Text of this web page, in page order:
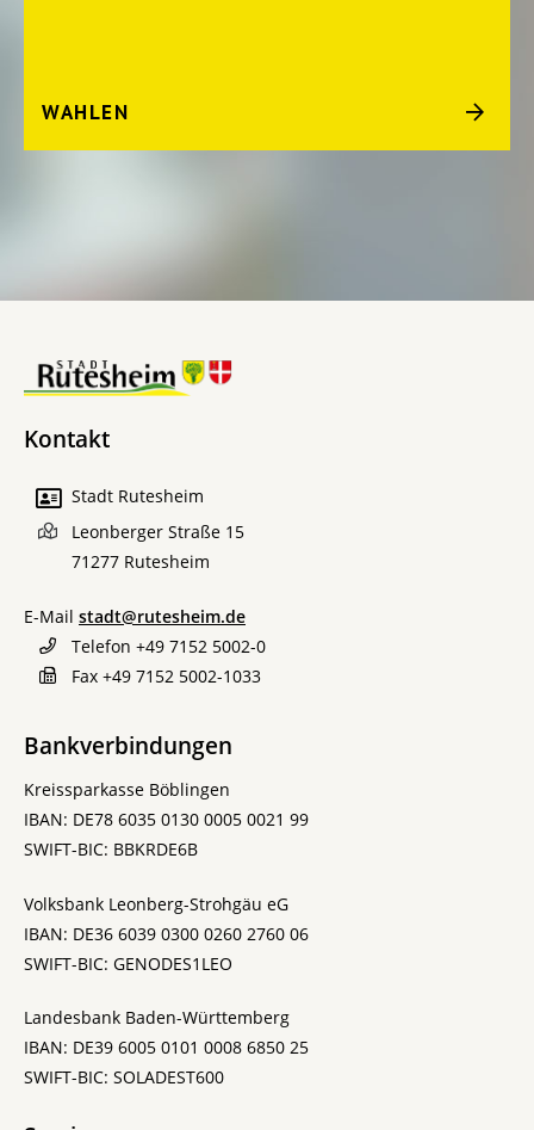
WAHLEN
Kontakt
Stadt Rutesheim
Leonberger Straße 15
71277 Rutesheim
E-Mail stadt@rutesheim.de
Telefon +49 7152 5002-0
Fax +49 7152 5002-1033
Bankverbindungen
Kreissparkasse Böblingen
IBAN: DE78 6035 0130 0005 0021 99
SWIFT-BIC: BBKRDE6B
Volksbank Leonberg-Strohgäu eG
IBAN: DE36 6039 0300 0260 2760 06
SWIFT-BIC: GENODES1LEO
Landesbank Baden-Württemberg
IBAN: DE39 6005 0101 0008 6850 25
SWIFT-BIC: SOLADEST600